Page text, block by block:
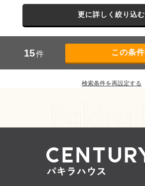
更に詳しく絞り込む
15件
検索条件を再設定する